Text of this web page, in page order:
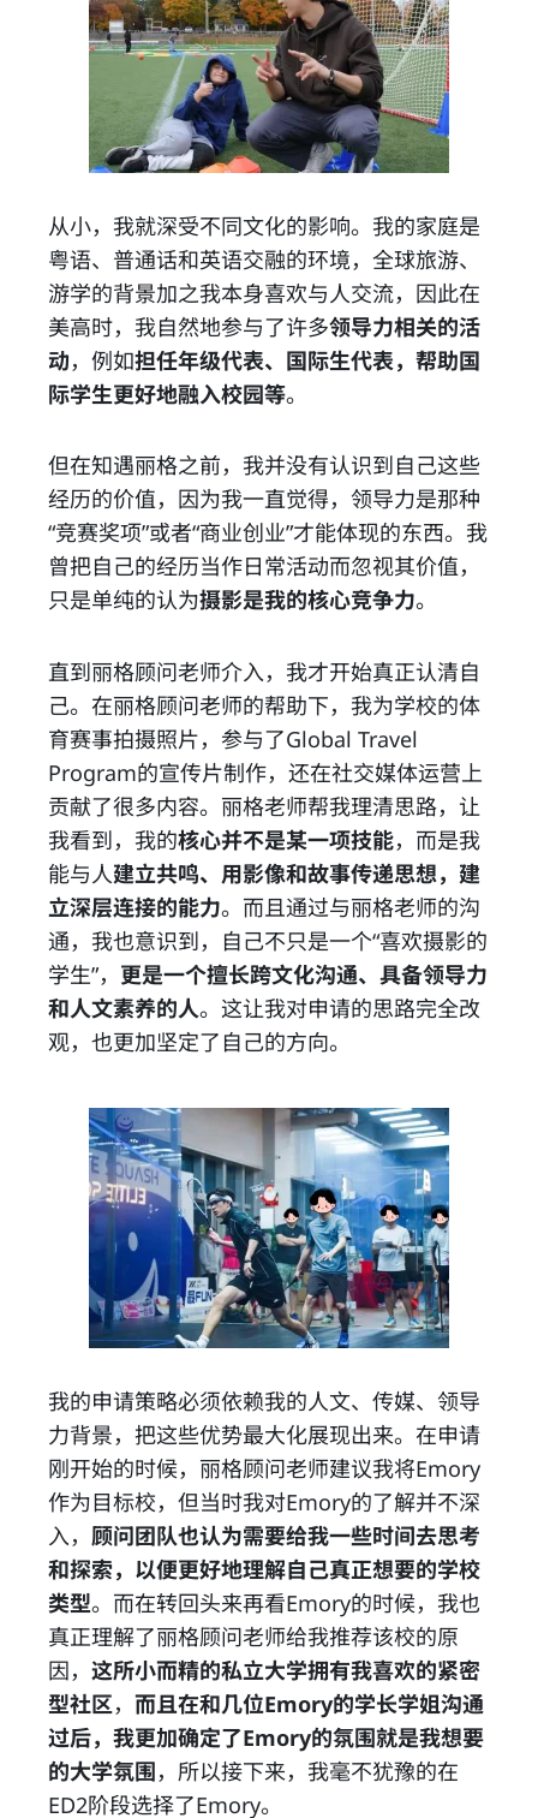
从小，我就深受不同文化的影响。我的家庭是
粤语、普通话和英语交融的环境，全球旅游、
游学的背景加之我本身喜欢与人交流，因此在
美高时，我自然地参与了许多领导力相关的活
动，例如担任年级代表、国际生代表，帮助国
际学生更好地融入校园等。
但在知遇丽格之前，我并没有认识到自己这些
经历的价值，因为我一直觉得，领导力是那种
“竞赛奖项”或者“商业创业”才能体现的东西。我
曾把自己的经历当作日常活动而忽视其价值，
只是单纯的认为摄影是我的核心竞争力。
直到丽格顾问老师介入，我才开始真正认清自
己。在丽格顾问老师的帮助下，我为学校的体
育赛事拍摄照片，参与了Global Travel
Program的宣传片制作，还在社交媒体运营上
贡献了很多内容。丽格老师帮我理清思路，让
我看到，我的核心并不是某一项技能，而是我
能与人建立共鸣、用影像和故事传递思想，建
立深层连接的能力。而且通过与丽格老师的沟
通，我也意识到，自己不只是一个“喜欢摄影的
学生”， 更是一个擅长跨文化沟通、具备领导力
和人文素养的人。这让我对申请的思路完全改
观，也更加坚定了自己的方向。
我的申请策略必须依赖我的人文、传媒、领导
力背景，把这些优势最大化展现出来。在申请
刚开始的时候，丽格顾问老师建议我将Emory
作为目标校，但当时我对Emory的了解并不深
入， 顾问团队也认为需要给我一些时间去思考
和探索，以便更好地理解自己真正想要的学校
类型。而在转回头来再看Emory的时候，我也
真正理解了丽格顾问老师给我推荐该校的原
因， 这所小而精的私立大学拥有我喜欢的紧密
型社区， 而且在和几位Emory的学长学姐沟通
过后，我更加确定了Emory的氛围就是我想要
的大学氛围，所以接下来，我毫不犹豫的在
ED2阶段选择了Emory。